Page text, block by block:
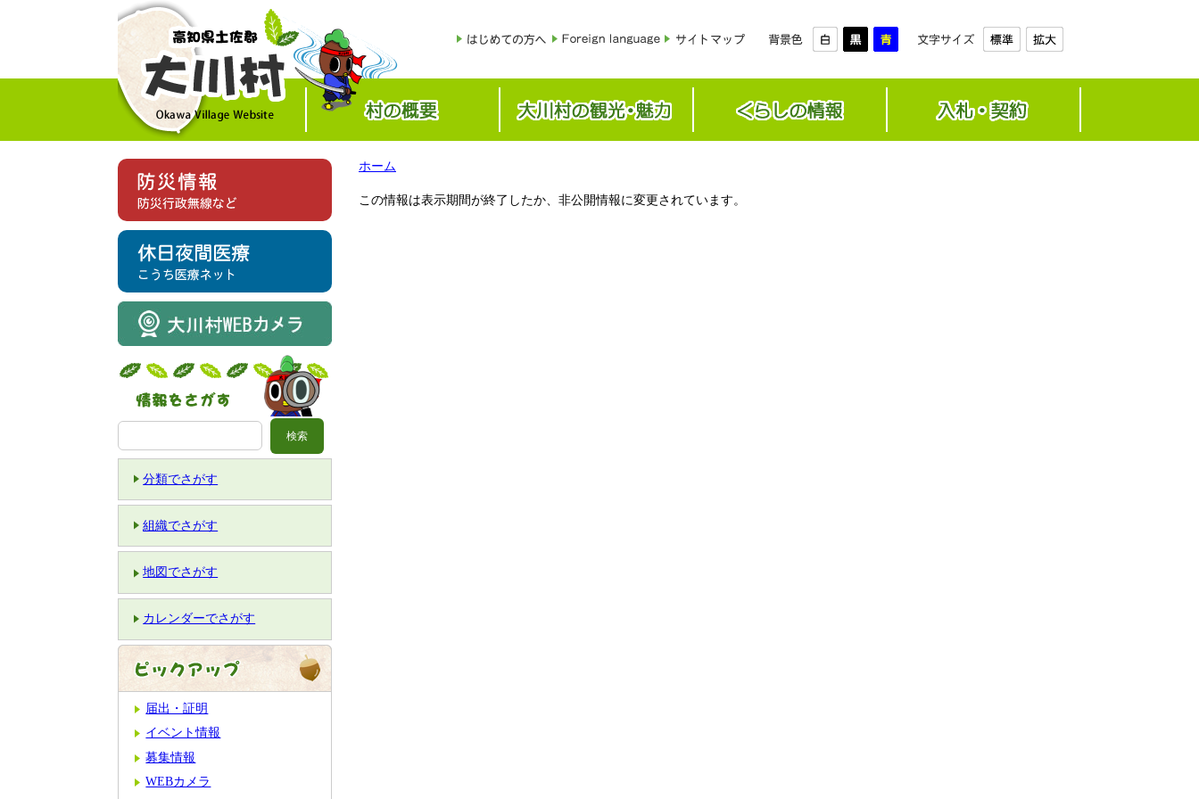
分類でさがす
組織でさがす
地図でさがす
カレンダーでさがす
届出・証明
イベント情報
募集情報
WEBカメラ
ホーム
この情報は表示期間が終了したか、非公開情報に変更されています。